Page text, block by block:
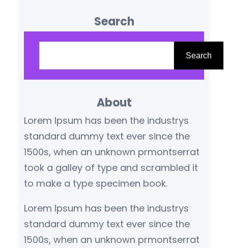
الإنترنت، وهنا تظهر أهمية اختيار
حساباتك على منصات التواصل
Search
h
Search
About
Lorem Ipsum has been the industrys
standard dummy text ever since the
1500s, when an unknown prmontserrat
took a galley of type and scrambled it
to make a type specimen book.
Lorem Ipsum has been the industrys
standard dummy text ever since the
1500s, when an unknown prmontserrat